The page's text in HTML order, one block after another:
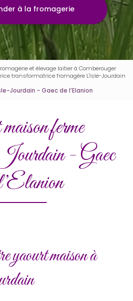
à la fromagerie
et élevage laitier à Comberouger
transformatrice fromagère L'Isle-Jourdain
Jourdain - Gaec de l’Elanion
ferme
- Gaec
yaourt maison à